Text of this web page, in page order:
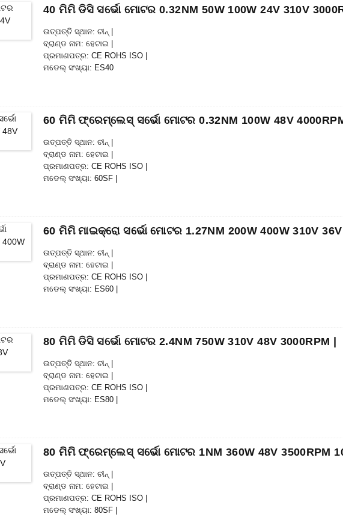
ଦେୟ ସର୍ତ୍ତାବଳୀ: L / C, D / P, T / T, ୱେଷ୍ଟର୍ଣ୍ଣ ୟୁନିଅନ୍, ମନିଗ୍ରାମ |
40 ମିମି ଡିସି ସର୍ଭୋ ମୋଟର 0.32NM 50W 100W 24V 310V
ଉତ୍ପତ୍ତି ସ୍ଥାନ: ଚୀନ୍ |
ବ୍ରାଣ୍ଡ ନାମ: ହେଟାଇ |
ପ୍ରମାଣପତ୍ର: CE ROHS ISO |
ମଡେଲ୍ ସଂଖ୍ୟା: ES40
ଦେୟ ସର୍ତ୍ତାବଳୀ: L / C, D / P, T / T, ୱେଷ୍ଟର୍ଣ୍ଣ ୟୁନିଅନ୍, ମନିଗ୍ରାମ |
ଯୋଗାଣ କ୍ଷମତା: 1000pcs / ମାସ |
60 ମିମି ଫ୍ରେମ୍ଲେସ୍ ସର୍ଭୋ ମୋଟର 0.32NM 100W 48V 4000RPM
ଉତ୍ପତ୍ତି ସ୍ଥାନ: ଚୀନ୍ |
ବ୍ରାଣ୍ଡ ନାମ: ହେଟାଇ |
ପ୍ରମାଣପତ୍ର: CE ROHS ISO |
ମଡେଲ୍ ସଂଖ୍ୟା: 60SF |
ଦେୟ ସର୍ତ୍ତାବଳୀ: L / C, D / P, T / T, ୱେଷ୍ଟର୍ଣ୍ଣ ୟୁନିଅନ୍, ମନିଗ୍ରାମ |
ଯୋଗାଣ କ୍ଷମତା: 10000pcs / ମାସ |
60 ମିମି ମାଇକ୍ରୋ ସର୍ଭୋ ମୋଟର 1.27NM 200W 400W 310V 36V
ଉତ୍ପତ୍ତି ସ୍ଥାନ: ଚୀନ୍ |
ବ୍ରାଣ୍ଡ ନାମ: ହେଟାଇ |
ପ୍ରମାଣପତ୍ର: CE ROHS ISO |
ମଡେଲ୍ ସଂଖ୍ୟା: ES60 |
ଦେୟ ସର୍ତ୍ତାବଳୀ: L / C, D / P, T / T, ୱେଷ୍ଟର୍ଣ୍ଣ ୟୁନିଅନ୍, ମନିଗ୍ରାମ |
80 ମିମି ଡିସି ସର୍ଭୋ ମୋଟର 2.4NM 750W 310V 48V 3000RPM |
ଉତ୍ପତ୍ତି ସ୍ଥାନ: ଚୀନ୍ |
ବ୍ରାଣ୍ଡ ନାମ: ହେଟାଇ |
ପ୍ରମାଣପତ୍ର: CE ROHS ISO |
ମଡେଲ୍ ସଂଖ୍ୟା: ES80 |
ଦେୟ ସର୍ତ୍ତାବଳୀ: L / C, D / P, T / T, ୱେଷ୍ଟର୍ଣ୍ଣ ୟୁନିଅନ୍, ମନିଗ୍ରାମ |
ଯୋଗାଣ କ୍ଷମତା: 1000pcs / ମାସ |
80 ମିମି ଫ୍ରେମ୍ଲେସ୍ ସର୍ଭୋ ମୋଟର 1NM 360W 48V 3500RPM
ଉତ୍ପତ୍ତି ସ୍ଥାନ: ଚୀନ୍ |
ବ୍ରାଣ୍ଡ ନାମ: ହେଟାଇ |
ପ୍ରମାଣପତ୍ର: CE ROHS ISO |
ମଡେଲ୍ ସଂଖ୍ୟା: 80SF |